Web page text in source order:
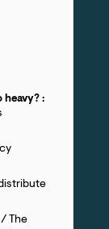
heavy? :
The